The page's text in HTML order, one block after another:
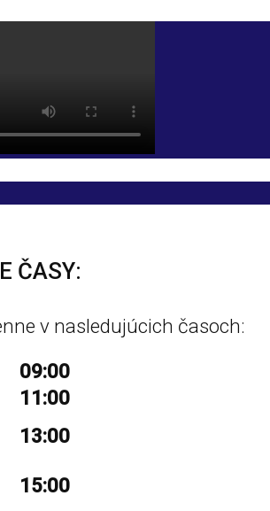
ČASY:
v nasledujúcich časoch:
09:00
11:00
13:00
15:00